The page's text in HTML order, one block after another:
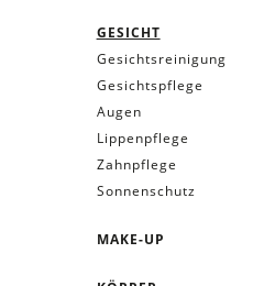
GESICHT
Gesichtsreinigung
Gesichtspflege
Augen
Lippenpflege
Zahnpflege
Sonnenschutz
MAKE-UP